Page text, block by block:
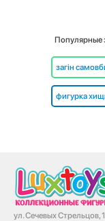
Популярные
загін
фигурка
ул. Сечевых Стрельцов,